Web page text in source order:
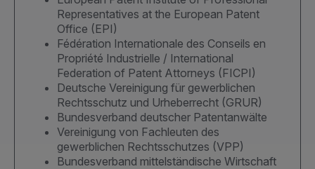
Representatives at the European Patent
Office (EPI)
Fédération Internationale des Conseils en
Propriété Industrielle / International
Federation of Patent Attorneys (FICPI)
Deutsche Vereinigung für gewerblichen
Rechtsschutz und Urheberrecht (GRUR)
Bundesverband deutscher Patentanwälte
Vereinigung von Fachleuten des
gewerblichen Rechtsschutzes (VPP)
Bundesverband mittelständische Wirtschaft